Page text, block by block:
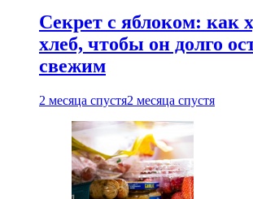
Секрет с яблоком: как
хлеб, чтобы он долго
свежим
2 месяца спустя2 месяца спустя